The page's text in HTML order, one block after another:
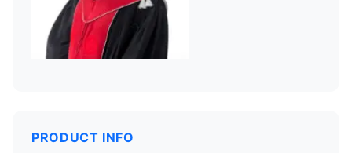
PRODUCT INFO